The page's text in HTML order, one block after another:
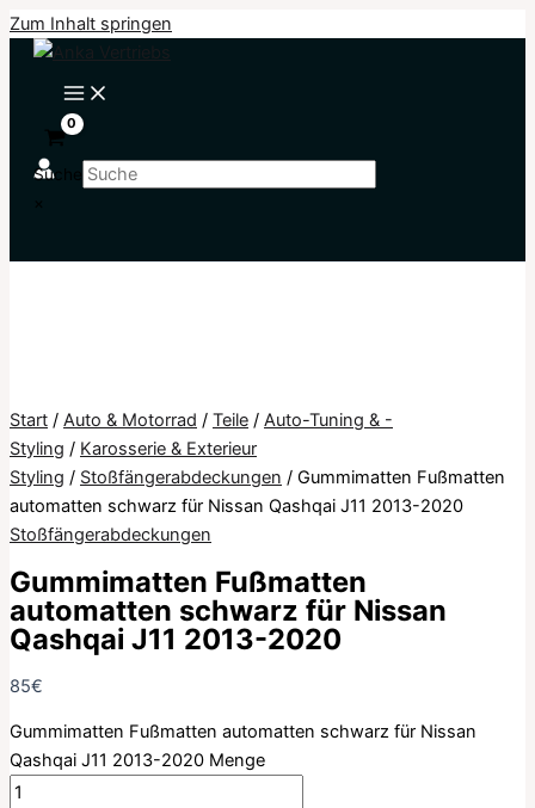
Zum Inhalt springen
Suche
×
Start / Auto & Motorrad / Teile / Auto-Tuning & -
Styling / Karosserie & Exterieur
Styling / Stoßfängerabdeckungen / Gummimatten Fußmatten
automatten schwarz für Nissan Qashqai J11 2013-2020
Stoßfängerabdeckungen
Gummimatten Fußmatten
automatten schwarz für Nissan
Qashqai J11 2013-2020
85€
Gummimatten Fußmatten automatten schwarz für Nissan
Qashqai J11 2013-2020 Menge